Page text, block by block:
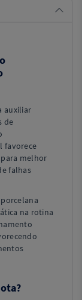
auxiliar
de
favorece
melhor
falhas
na rotina